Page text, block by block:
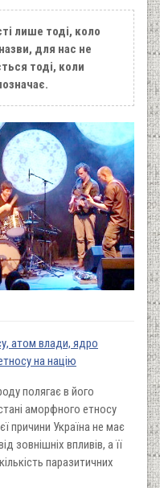
лише тоді, коло
для нас не
тоді, коли
атом влади, ядро
на націю
полягає в його
аморфного етносу
причини Україна не має
зовнішніх впливів, а її
паразитичних